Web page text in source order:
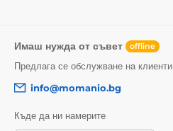
Имаш нужда от съвет offline
Предлага се обслужване на клиенти
info@momanio.bg
Къде да ни намерите